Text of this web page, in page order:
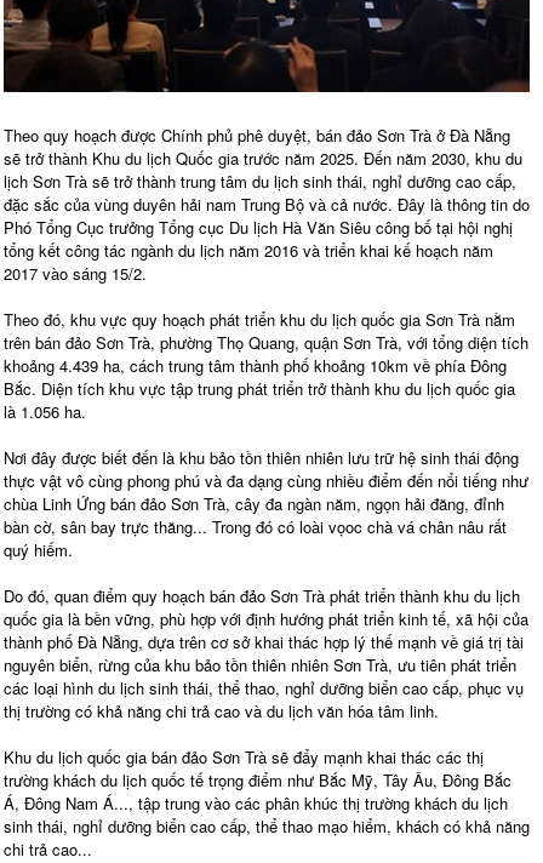
Theo quy hoạch được Chính phủ phê duyệt, bán đảo Sơn Trà ở Đà Nẵng
sẽ trở thành Khu du lịch Quốc gia trước năm 2025. Đến năm 2030, khu du
lịch Sơn Trà sẽ trở thành trung tâm du lịch sinh thái, nghỉ dưỡng cao cấp,
đặc sắc của vùng duyên hải nam Trung Bộ và cả nước. Đây là thông tin do
Phó Tổng Cục trưởng Tổng cục Du lịch Hà Văn Siêu công bố tại hội nghị
tổng kết công tác ngành du lịch năm 2016 và triển khai kế hoạch năm
2017 vào sáng 15/2.
Theo đó, khu vực quy hoạch phát triển khu du lịch quốc gia Sơn Trà nằm
trên bán đảo Sơn Trà, phường Thọ Quang, quận Sơn Trà, với tổng diện tích
khoảng 4.439 ha, cách trung tâm thành phố khoảng 10km về phía Đông
Bắc. Diện tích khu vực tập trung phát triển trở thành khu du lịch quốc gia
là 1.056 ha.
Nơi đây được biết đến là khu bảo tồn thiên nhiên lưu trữ hệ sinh thái động
thực vật vô cùng phong phú và đa dạng cùng nhiều điểm đến nổi tiếng như
chùa Linh Ứng bán đảo Sơn Trà, cây đa ngàn năm, ngọn hải đăng, đỉnh
bàn cờ, sân bay trực thăng... Trong đó có loài vọoc chà vá chân nâu rất
quý hiếm.
Do đó, quan điểm quy hoạch bán đảo Sơn Trà phát triển thành khu du lịch
quốc gia là bền vững, phù hợp với định hướng phát triển kinh tế, xã hội của
thành phố Đà Nẵng, dựa trên cơ sở khai thác hợp lý thế mạnh về giá trị tài
nguyên biển, rừng của khu bảo tồn thiên nhiên Sơn Trà, ưu tiên phát triển
các loại hình du lịch sinh thái, thể thao, nghỉ dưỡng biển cao cấp, phục vụ
thị trường có khả năng chi trả cao và du lịch văn hóa tâm linh.
Khu du lịch quốc gia bán đảo Sơn Trà sẽ đẩy mạnh khai thác các thị
trường khách du lịch quốc tế trọng điểm như Bắc Mỹ, Tây Âu, Đông Bắc
Á, Đông Nam Á..., tập trung vào các phân khúc thị trường khách du lịch
sinh thái, nghỉ dưỡng biển cao cấp, thể thao mạo hiểm, khách có khả năng
chi trả cao...